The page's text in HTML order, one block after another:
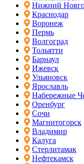
Нижний
Краснодар
Воронеж
Пермь
Волгоград
Тольятти
Барнаул
Ижевск
Ульяновск
Ярославль
Набережные
Оренбург
Сочи
Магнитогорск
Владимир
Калуга
Стерлитамак
Нефтекамск